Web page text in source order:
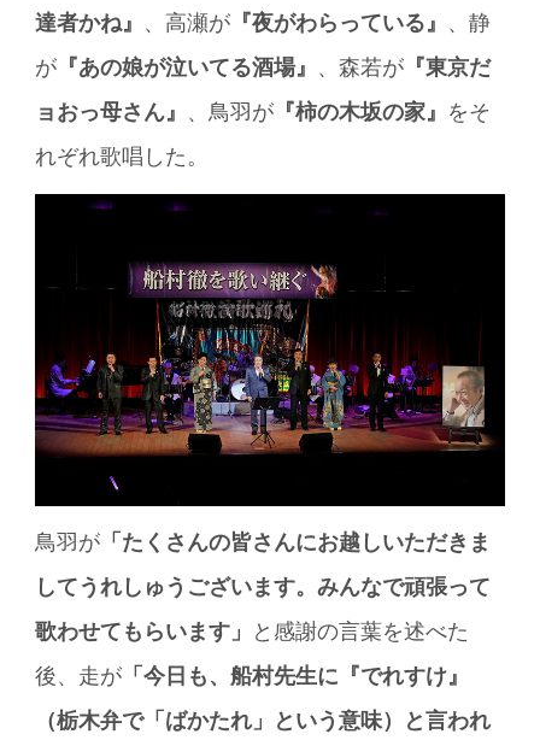
達者かね』 、高瀬が 『夜がわらっている』 、静
が 『あの娘が泣いてる酒場』 、森若が 『東京だ
ョおっ母さん』 、鳥羽が 『柿の木坂の家』 をそ
れぞれ歌唱した。
鳥羽が 「たくさんの皆さんにお越しいただきま
してうれしゅうございます。みんなで頑張って
歌わせてもらいます」
と感謝の言葉を述べた
後、走が 「今日も、船村先生に『でれすけ』
（栃木弁で「ばかたれ」という意味）と言われ